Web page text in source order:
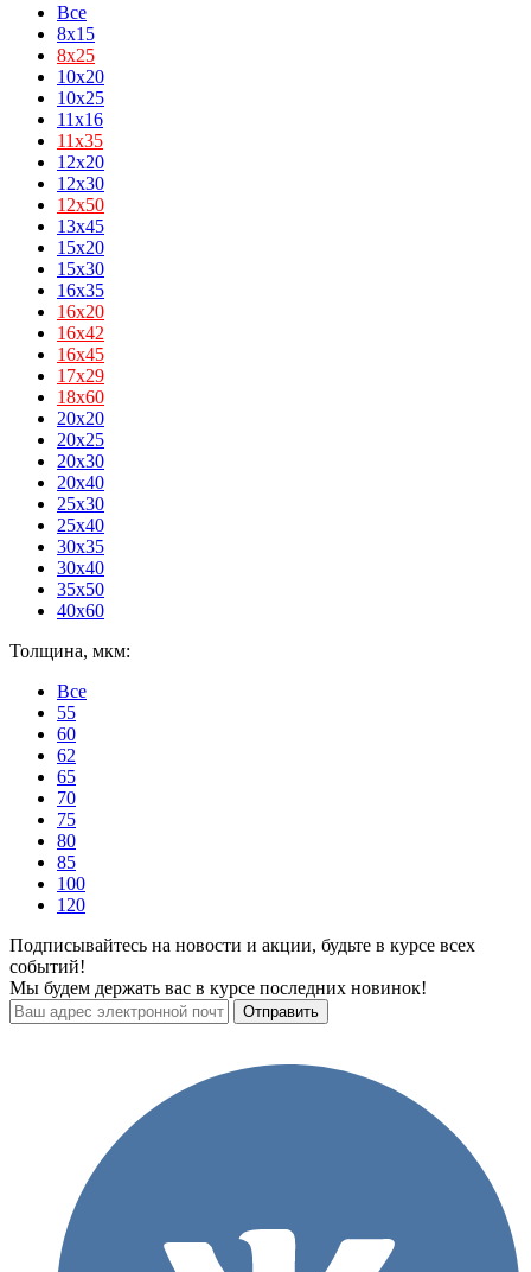
Все
8x15
8х25
10x20
10x25
11x16
11х35
12x20
12x30
12х50
13x45
15x20
15x30
16x35
16х20
16х42
16х45
17х29
18х60
20x20
20x25
20x30
20x40
25x30
25x40
30x35
30x40
35x50
40x60
Толщина, мкм:
Все
55
60
62
65
70
75
80
85
100
120
Подписывайтесь на новости и акции, будьте в курсе всех
событий!
Мы будем держать вас в курсе последних новинок!